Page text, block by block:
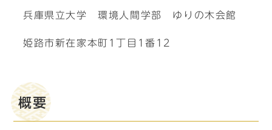
兵庫県立大学 環境人間学部 ゆりの木会館
姫路市新在家本町1丁目1番12
概要